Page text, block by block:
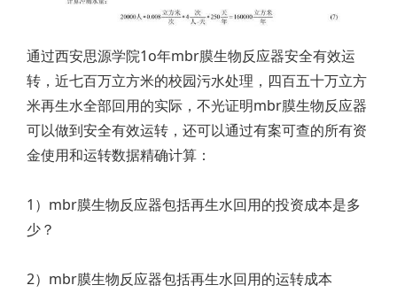
通过西安思源学院1o年mbr膜生物反应器安全有效运
转，近七百万立方米的校园污水处理，四百五十万立方
米再生水全部回用的实际，不光证明mbr膜生物反应器
可以做到安全有效运转，还可以通过有案可查的所有资
金使用和运转数据精确计算：
1）mbr膜生物反应器包括再生水回用的投资成本是多
少？
2）mbr膜生物反应器包括再生水回用的运转成本